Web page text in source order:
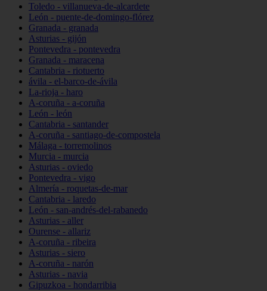
Toledo - villanueva-de-alcardete
León - puente-de-domingo-flórez
Granada - granada
Asturias - gijón
Pontevedra - pontevedra
Granada - maracena
Cantabria - riotuerto
ávila - el-barco-de-ávila
La-rioja - haro
A-coruña - a-coruña
León - león
Cantabria - santander
A-coruña - santiago-de-compostela
Málaga - torremolinos
Murcia - murcia
Asturias - oviedo
Pontevedra - vigo
Almería - roquetas-de-mar
Cantabria - laredo
León - san-andrés-del-rabanedo
Asturias - aller
Ourense - allariz
A-coruña - ribeira
Asturias - siero
A-coruña - narón
Asturias - navia
Gipuzkoa - hondarribia